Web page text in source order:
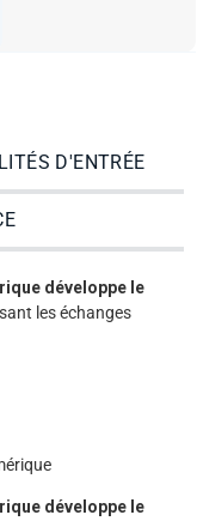
D'ENTRÉE
développe le
les échanges
développe le